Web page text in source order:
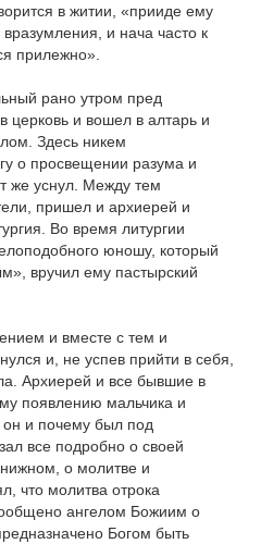
в житии, «прииде ему
и нача часто к
прилежно».
рано утром пред
церковь и вошел в алтарь и
Здесь никем
о просвещении разума и
же уснул. Между тем
пришел и архиерей и
Во время литургии
юношу, который
вручил ему пастырский
и вместе с тем и
и, не успев прийти в себя,
Архиерей и все бывшие в
появлению мальчика и
он и почему был под
все подробно о своей
о молитве и
что молитва отрока
ангелом Божиим о
Богом быть